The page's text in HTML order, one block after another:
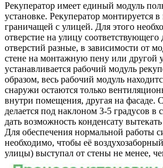
Рекуператор имеет единый модуль
установке. Рекуператор монтируется
граничащей с улицей. Для этого
отверстие на улицу
отверстий разные, в зависимости от
стене на монтажную пену или другой
устанавливается рабочий модуль
образом, весь рабочий модуль
снаружи остаются только
внутри помещения, другая на фасаде.
делается под наклоном 3-5 градусов
дать возможность конденсату
Для обеспечения нормальной работы
необходимо, чтобы её
улицы) выступал от стены не менее,